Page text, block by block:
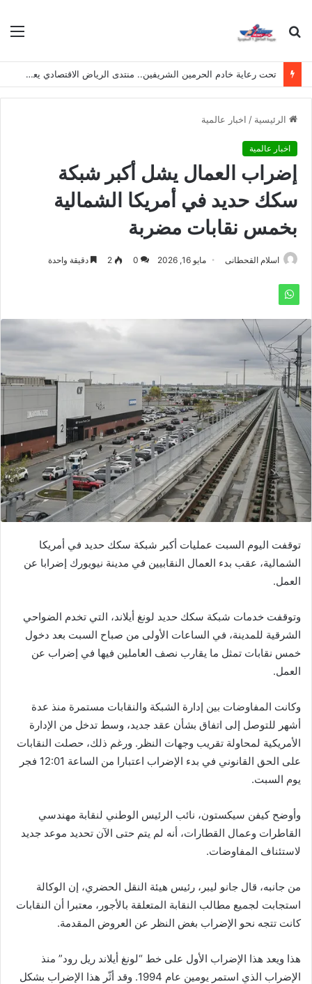
بحث
تحت رعاية خادم الحرمين الشريفين.. منتدى الرياض الاقتصادي يعقد دورته الـ(12) أكتوبر القادم
الرئيسية / اخبار عالمية
اخبار عالمية
إضراب العمال يشل أكبر شبكة
سكك حديد في أمريكا الشمالية
بخمس نقابات مضربة
اسلام القحطانى مايو 16, 2026 0
2 دقيقة واحدة
توقفت اليوم السبت عمليات أكبر شبكة سكك حديد في أمريكا
الشمالية، عقب بدء العمال النقابيين في مدينة نيويورك إضرابا عن
العمل.
وتوقفت خدمات شبكة سكك حديد لونغ أيلاند، التي تخدم الضواحي
الشرقية للمدينة، في الساعات الأولى من صباح السبت بعد دخول
خمس نقابات تمثل ما يقارب نصف العاملين فيها في إضراب عن
العمل.
وكانت المفاوضات بين إدارة الشبكة والنقابات مستمرة منذ عدة
أشهر للتوصل إلى اتفاق بشأن عقد جديد، وسط تدخل من الإدارة
الأمريكية لمحاولة تقريب وجهات النظر. ورغم ذلك، حصلت النقابات
على الحق القانوني في بدء الإضراب اعتبارا من الساعة 12:01 فجر
يوم السبت.
وأوضح كيفن سيكستون، نائب الرئيس الوطني لنقابة مهندسي
القاطرات وعمال القطارات، أنه لم يتم حتى الآن تحديد موعد جديد
لاستئناف المفاوضات.
من جانبه، قال جانو ليبر، رئيس هيئة النقل الحضري، إن الوكالة
استجابت لجميع مطالب النقابة المتعلقة بالأجور، معتبرا أن النقابات
كانت تتجه نحو الإضراب بغض النظر عن العروض المقدمة.
هذا ويعد هذا الإضراب الأول على خط “لونغ أيلاند ريل رود” منذ
الإضراب الذي استمر يومين عام 1994. وقد أثّر هذا الإضراب بشكل